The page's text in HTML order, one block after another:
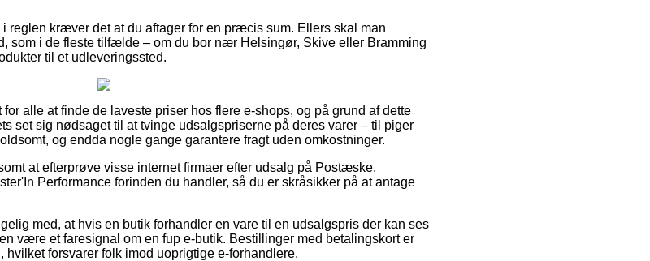
reglen kræver det at du aftager for en præcis sum. Ellers skal man
som i de fleste tilfælde – om du bor nær Helsingør, Skive eller Bramming
til et udleveringssted.
alle at finde de laveste priser hos flere e-shops, og på grund af dette
set sig nødsaget til at tvinge udsalgspriserne på deres varer – til piger
og endda nogle gange garantere fragt uden omkostninger.
at efterprøve visse internet firmaer efter udsalg på Postæske,
Performance forinden du handler, så du er skråsikker på at antage
med, at hvis en butik forhandler en vare til en udsalgspris der kan ses
være et faresignal om en fup e-butik. Bestillinger med betalingskort er
hvilket forsvarer folk imod uoprigtige e-forhandlere.